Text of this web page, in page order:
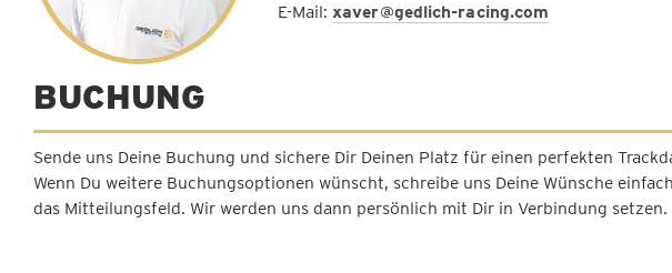
E-Mail: xaver@gedlich-racing.com
BUCHUNG
Sende uns Deine Buchung und sichere Dir Deinen Platz für einen perfekten
Wenn Du weitere Buchungsoptionen wünscht, schreibe uns Deine Wünsche
das Mitteilungsfeld. Wir werden uns dann persönlich mit Dir in Verbindung setzen.